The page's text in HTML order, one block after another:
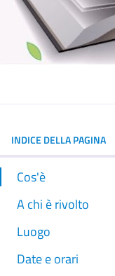
INDICE DELLA PAGINA
Cos'è
A chi è rivolto
Luogo
Date e orari